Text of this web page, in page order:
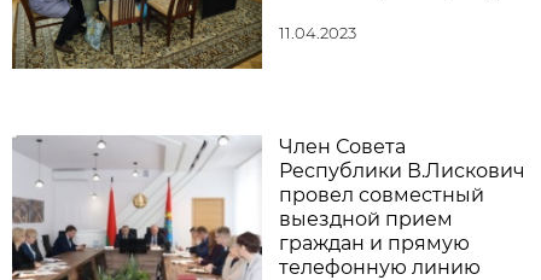
11.04.2023
Член Совета
Республики В.Лискович
провел совместный
выездной прием
граждан и прямую
телефонную линию